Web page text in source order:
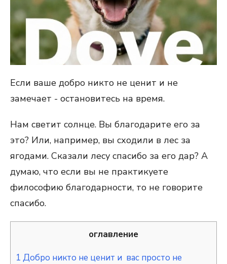
Если ваше добро никто не ценит и не
замечает - остановитесь на время.
Нам светит солнце. Вы благодарите его за
это? Или, например, вы сходили в лес за
ягодами. Сказали лесу спасибо за его дар? А
думаю, что если вы не практикуете
философию благодарности, то не говорите
спасибо.
оглавление
1 Добро никто не ценит и вас просто не